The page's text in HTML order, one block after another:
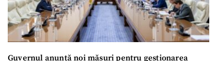
Guvernul anunță noi măsuri pentru gestionarea